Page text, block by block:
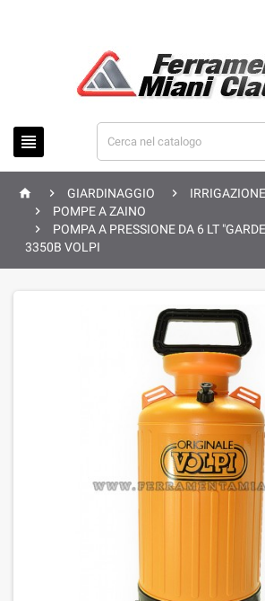

  GIARDINAGGIO 
IRRIGAZIONE

POMPE A ZAINO

POMPA A PRESSIONE DA 6 LT
3350B VOLPI